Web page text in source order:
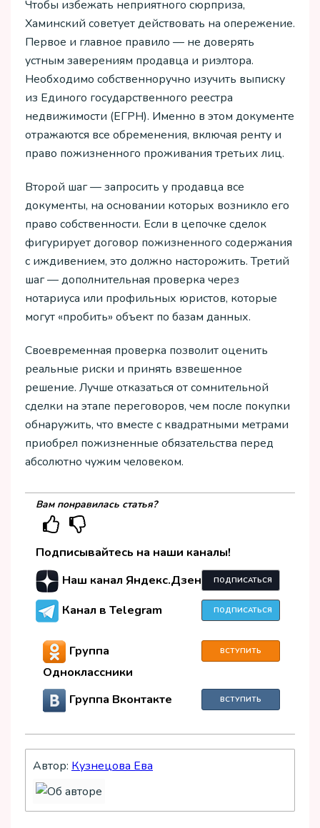
Чтобы избежать неприятного сюрприза,
Хаминский советует действовать на опережение.
Первое и главное правило — не доверять
устным заверениям продавца и риэлтора.
Необходимо собственноручно изучить выписку
из Единого государственного реестра
недвижимости (ЕГРН). Именно в этом документе
отражаются все обременения, включая ренту и
право пожизненного проживания третьих лиц.
Второй шаг — запросить у продавца все
документы, на основании которых возникло его
право собственности. Если в цепочке сделок
фигурирует договор пожизненного содержания
с иждивением, это должно насторожить. Третий
шаг — дополнительная проверка через
нотариуса или профильных юристов, которые
могут «пробить» объект по базам данных.
Своевременная проверка позволит оценить
реальные риски и принять взвешенное
решение. Лучше отказаться от сомнительной
сделки на этапе переговоров, чем после покупки
обнаружить, что вместе с квадратными метрами
приобрел пожизненные обязательства перед
абсолютно чужим человеком.
Вам понравилась статья?
Подписывайтесь на наши каналы!
Наш канал Яндекс.Дзен
ПОДПИСАТЬСЯ
Канал в Telegram ПОДПИСАТЬСЯ
Группа
Одноклассники
ВСТУПИТЬ
Группа Вконтакте ВСТУПИТЬ
Автор: Кузнецова Ева